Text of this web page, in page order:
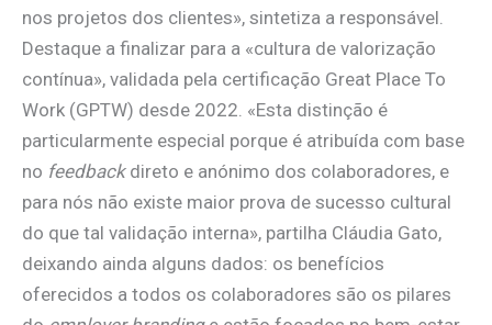
nos projetos dos clientes», sintetiza a responsável.
Destaque a finalizar para a «cultura de valorização
contínua», validada pela certificação Great Place To
Work (GPTW) desde 2022. «Esta distinção é
particularmente especial porque é atribuída com base
no feedbackdireto e anónimo dos colaboradores, e
para nós não existe maior prova de sucesso cultural
do que tal validação interna», partilha Cláudia Gato,
deixando ainda alguns dados: os benefícios
oferecidos a todos os colaboradores são os pilares